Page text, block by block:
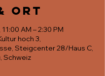
Ort
AM – 2:30 PM
hoch 3,
Steigcenter 28/Haus C,
Schweiz